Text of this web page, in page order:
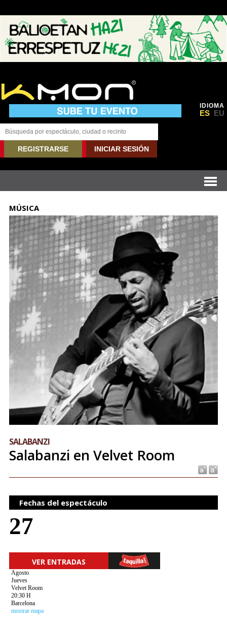
IDIOMA
ES EU
REGISTRARSE INICIAR SESIÓN
MÚSICA
SALABANZI
Salabanzi en Velvet Room
Fechas del espectáculo
27
VER ENTRADAS
Agosto
Jueves
Velvet Room
20:30 H
Barcelona
mostrar mapa